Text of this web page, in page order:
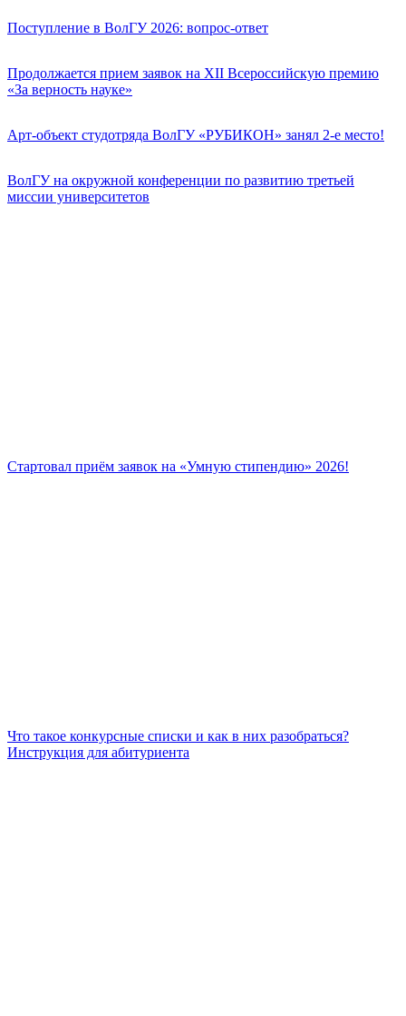
Поступление в ВолГУ 2026: вопрос-ответ
Продолжается прием заявок на XII Всероссийскую премию
«За верность науке»
Арт-объект студотряда ВолГУ «РУБИКОН» занял 2-е место!
ВолГУ на окружной конференции по развитию третьей
миссии университетов
Стартовал приём заявок на «Умную стипендию» 2026!
Что такое конкурсные списки и как в них разобраться?
Инструкция для абитуриента